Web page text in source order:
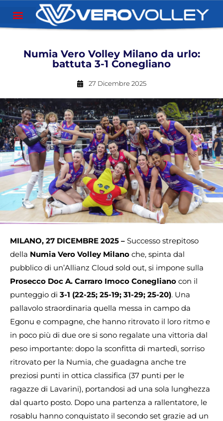
Numia Vero Volley Milano da urlo:
battuta 3-1 Conegliano
27 Dicembre 2025
MILANO, 27 DICEMBRE 2025 – Successo strepitoso
della Numia Vero Volley Milano che, spinta dal
pubblico di un’Allianz Cloud sold out, si impone sulla
Prosecco Doc A. Carraro Imoco Conegliano con il
punteggio di 3-1 (22-25; 25-19; 31-29; 25-20). Una
pallavolo straordinaria quella messa in campo da
Egonu e compagne, che hanno ritrovato il loro ritmo e
in poco più di due ore si sono regalate una vittoria dal
peso importante: dopo la sconfitta di martedì, sorriso
ritrovato per la Numia, che guadagna anche tre
preziosi punti in ottica classifica (37 punti per le
ragazze di Lavarini), portandosi ad una sola lunghezza
dal quarto posto. Dopo una partenza a rallentatore, le
rosablu hanno conquistato il secondo set grazie ad un